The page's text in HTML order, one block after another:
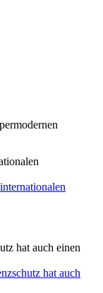
hat auch einen
hat auch